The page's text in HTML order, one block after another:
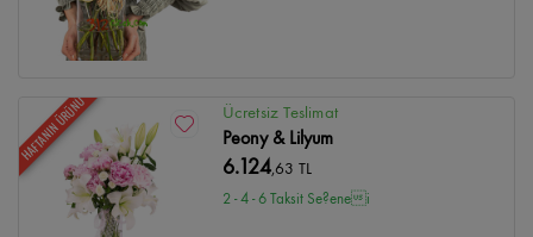
HAFTANIN ÜRÜNÜ Ücretsiz Teslimat
Peony & Lilyum
6.124,63 TL
2 - 4 - 6 Taksit Se?enei